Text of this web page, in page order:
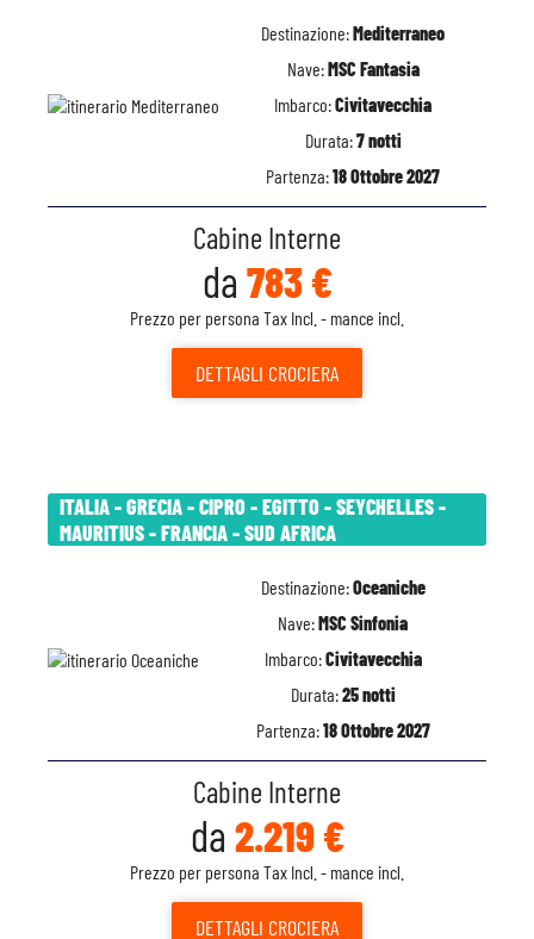
Destinazione:Mediterraneo
Nave:MSC Fantasia
Imbarco:Civitavecchia
Durata:7 notti
Partenza:18 Ottobre 2027
Cabine Interne
da 783 €
Prezzo per persona Tax Incl. - mance incl.
DETTAGLI CROCIERA
ITALIA - GRECIA - CIPRO - EGITTO - SEYCHELLES -
MAURITIUS - FRANCIA - SUD AFRICA
Destinazione:Oceaniche
Nave:MSC Sinfonia
Imbarco:Civitavecchia
Durata:25 notti
Partenza:18 Ottobre 2027
Cabine Interne
da 2.219 €
Prezzo per persona Tax Incl. - mance incl.
DETTAGLI CROCIERA